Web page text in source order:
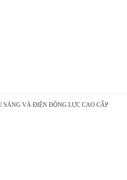
SÁNG VÀ ĐIỆN ĐỘNG LỰC CAO CẤP